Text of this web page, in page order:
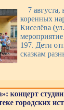
7
коренных
Киселёва
197. Дети
сказкам
концерт
городских